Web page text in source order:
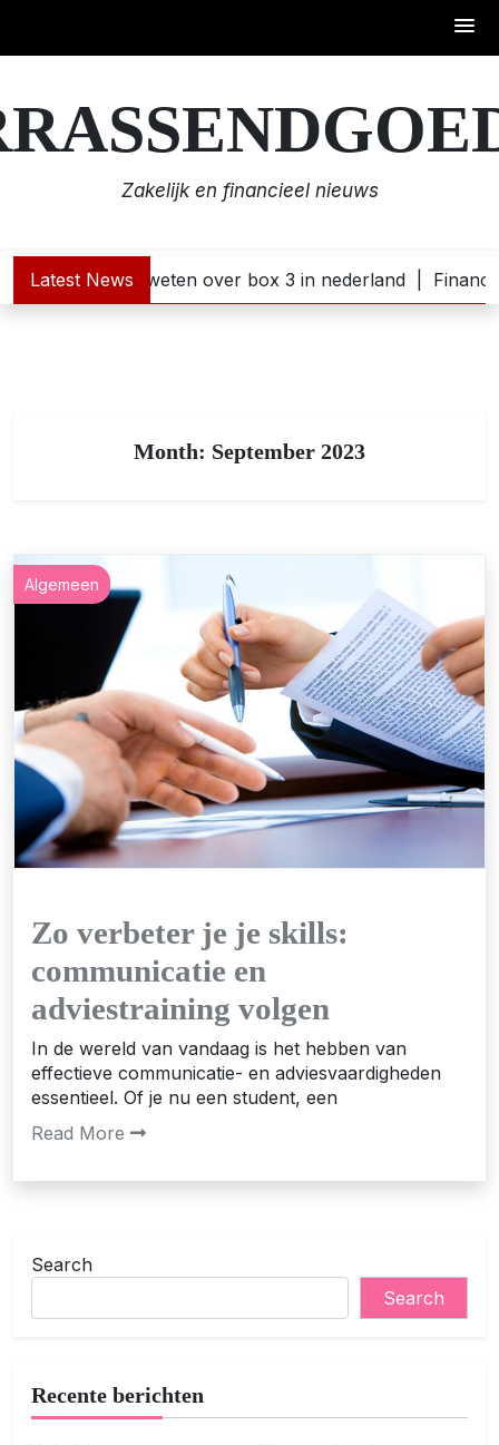
to
content
Zakelijk en financieel nieuws
Latest News
wat je moet weten over box 3 in nederland |
Month: September 2023
Algemeen
Zo verbeter je je skills:
communicatie en
adviestraining volgen
In de wereld van vandaag is het hebben van
effectieve communicatie- en adviesvaardigheden
essentieel. Of je nu een student, een
Read More
Search
Search
Recente berichten